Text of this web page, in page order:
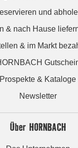
und
& nach Hause
& im Markt
Prospekte & Kataloge
Newsletter
Über HORNBACH